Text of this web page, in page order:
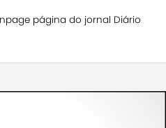
página do jornal Diário